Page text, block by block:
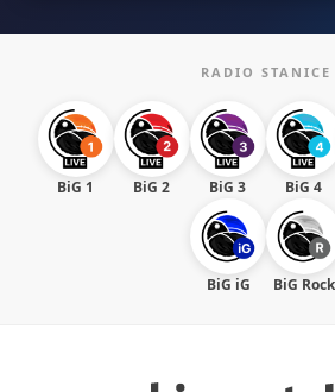
RADIO STANICE
BiG 1 BiG 2 BiG 3 BiG 4
BiG iG BiG Rock